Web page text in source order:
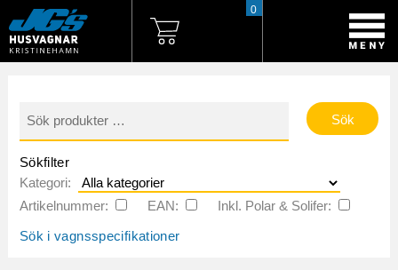
0
efter:
Sökfilter
Kategori:
Artikelnummer:
EAN:
Inkl. Polar & Solifer:
Sök i vagnsspecifikationer